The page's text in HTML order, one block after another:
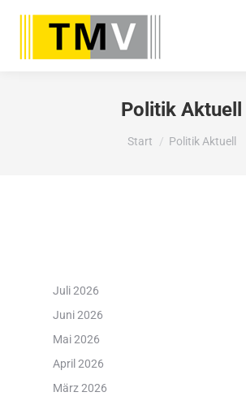
Politik Aktuell
Sie befinden sich hier:
Start Politik Aktuell
Juli 2026
Juni 2026
Mai 2026
April 2026
März 2026